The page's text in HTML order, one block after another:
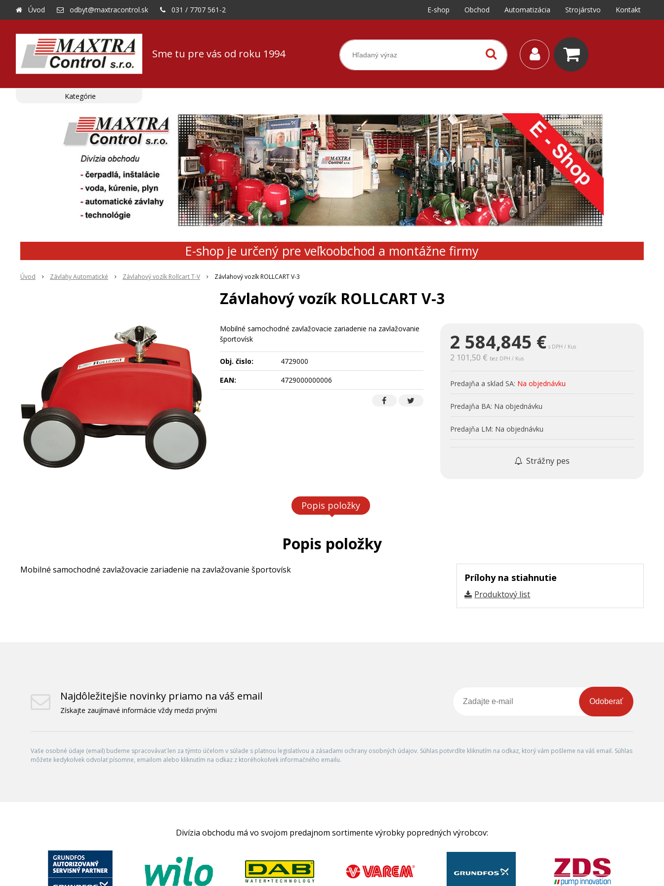
Sme tu pre vás od roku 1994
Úvod odbyt@maxtracontrol.sk 031 / 7707 561-2 E-shop Obchod Automatizácia Strojárstvo Kontakt
E-shop je určený pre veľkoobchod a montážne firmy
Úvod Závlahy Automatické Závlahový vozík Rollcart T-V Závlahový vozík ROLLCART V-3
Závlahový vozík ROLLCART V-3
2 584,845 € s DPH / Kus
2 101,50 € bez DPH / Kus
Predajňa a sklad SA: Na objednávku
Predajňa BA: Na objednávku
Predajňa LM: Na objednávku
Strážny pes
Mobilné samochodné zavlažovacie zariadenie na zavlažovanie
športovísk
Obj. čislo:
4729000
EAN:
4729000000006
Popis položky
Popis položky
Prílohy na stiahnutie
Produktový list
Mobilné samochodné zavlažovacie zariadenie na zavlažovanie športovísk
Kategórie
Najdôležitejšie novinky priamo na váš email
Získajte zaujímavé informácie vždy medzi prvými
Odoberať
Vaše osobné údaje (email) budeme spracovávať len za týmto účelom v súlade s platnou legislatívou a zásadami ochrany osobných údajov. Súhlas potvrdíte kliknutím na odkaz, ktorý vám pošleme na váš email. Súhlas
môžete kedykoľvek odvolať písomne, emailom alebo kliknutím na odkaz z ktoréhokoľvek informačného emailu.
Divízia obchodu má vo svojom predajnom sortimente výrobky popredných výrobcov: